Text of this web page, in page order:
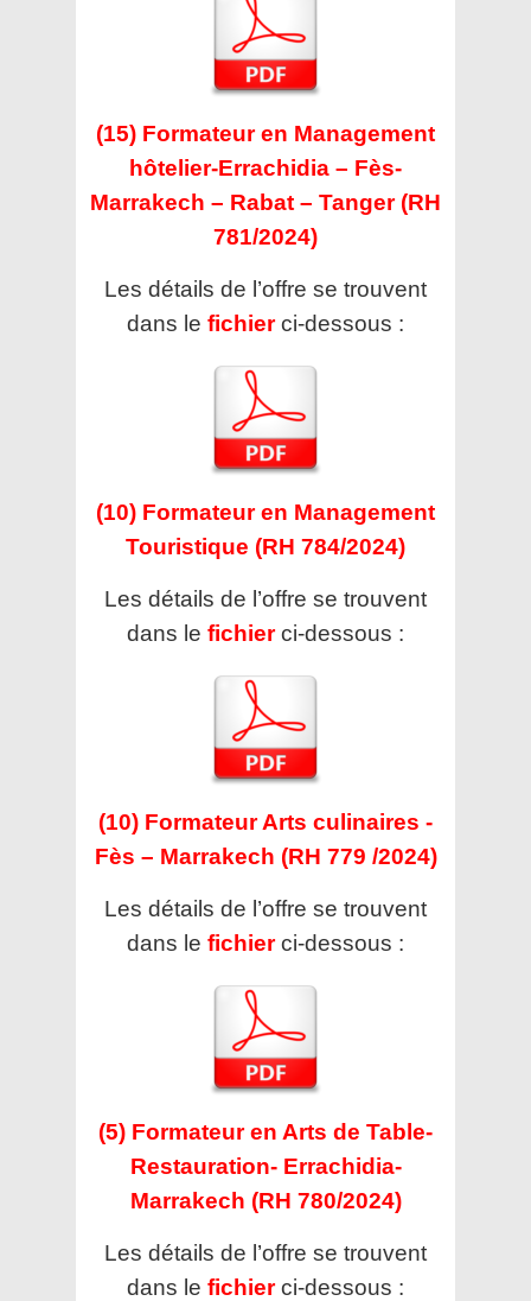
(15) Formateur en Management
hôtelier-Errachidia – Fès-
Marrakech – Rabat – Tanger (RH
781/2024)
Les détails de l’offre se trouvent
dans le fichier ci-dessous :
(10) Formateur en Management
Touristique (RH 784/2024)
Les détails de l’offre se trouvent
dans le fichier ci-dessous :
(10) Formateur Arts culinaires -
Fès – Marrakech (RH 779 /2024)
Les détails de l’offre se trouvent
dans le fichier ci-dessous :
(5) Formateur en Arts de Table-
Restauration- Errachidia-
Marrakech (RH 780/2024)
Les détails de l’offre se trouvent
dans le fichier ci-dessous :